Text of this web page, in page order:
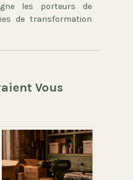
les porteurs de
de transformation
Vous